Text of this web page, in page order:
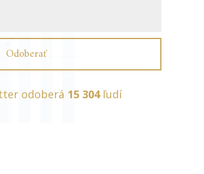
Odoberať
odoberá 15 304 ľudí